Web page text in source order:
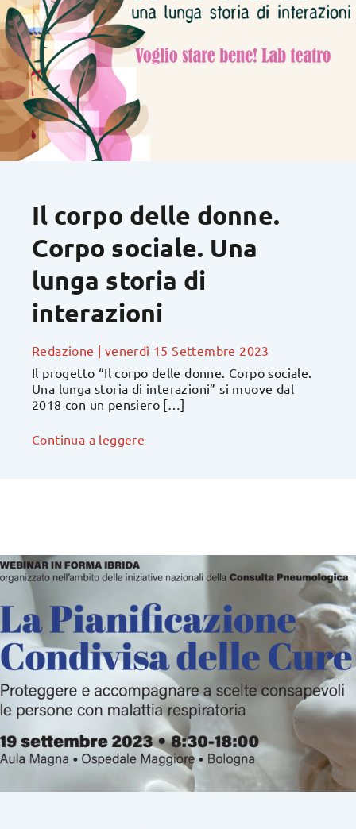
Il corpo delle donne.
Corpo sociale. Una
lunga storia di
interazioni
Redazione | venerdì 15 Settembre 2023
Il progetto “Il corpo delle donne. Corpo sociale.
Una lunga storia di interazioni” si muove dal
2018 con un pensiero […]
Continua a leggere